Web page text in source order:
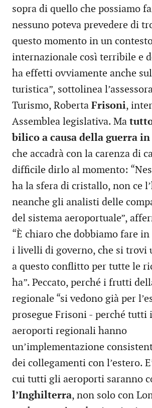
sopra di quello che possiamo
nessuno poteva prevedere di
questo momento in un
internazionale così terribile e
ha effetti ovviamente anche
turistica”, sottolinea
Turismo, Roberta Frisoni,
Assemblea legislativa. Ma
bilico a causa della guerra
che accadrà con la carenza di
difficile dirlo al momento:
ha la sfera di cristallo, non ce
neanche gli analisti delle
del sistema aeroportuale”,
“È chiaro che dobbiamo fare
i livelli di governo, che si trovi
a questo conflitto per tutte le
ha”. Peccato, perché i frutti
regionale “si vedono già per
prosegue Frisoni - perché tutti
aeroporti regionali hanno
un’implementazione
dei collegamenti con l’estero.
cui tutti gli aeroporti saranno
l’Inghilterra, non solo con